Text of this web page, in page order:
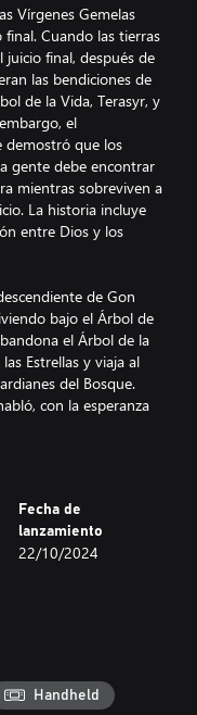
Vírgenes Gemelas
final. Cuando las tierras
final, después de
las bendiciones de
de la Vida, Terasyr, y
el
demostró que los
gente debe encontrar
mientras sobreviven a
La historia incluye
entre Dios y los
de Gon
bajo el Árbol de
el Árbol de la
Estrellas y viaja al
del Bosque.
con la esperanza
Shama?
un ARPG de
elementos 2D
de controladores
creatividad
El juego
tribal serbia y
Fecha de
lanzamiento
22/10/2024
Handheld